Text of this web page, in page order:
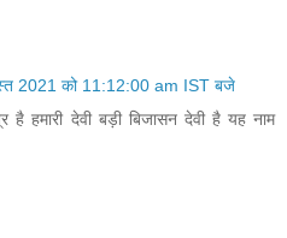
2021 को 11:12:00 am IST बजे
है हमारी देवी बड़ी बिजासन देवी है यह नाम